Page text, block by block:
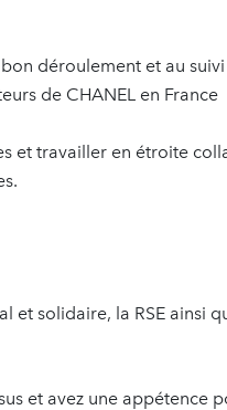
déroulement et au
de CHANEL en France
et travailler en étroite
et solidaire, la RSE ainsi
et avez une appétence